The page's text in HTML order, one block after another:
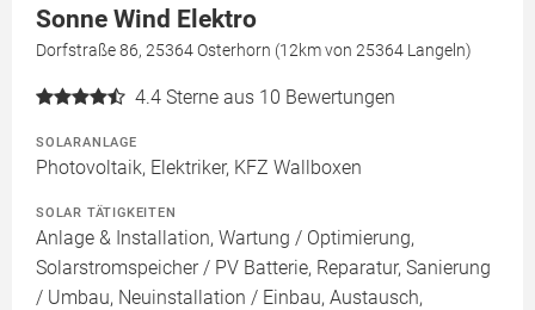
Sonne Wind Elektro
Dorfstraße 86, 25364 Osterhorn (12km von 25364 Langeln)
4.4 Sterne aus 10 Bewertungen
SOLARANLAGE
Photovoltaik, Elektriker, KFZ Wallboxen
SOLAR TÄTIGKEITEN
Anlage & Installation, Wartung / Optimierung,
Solarstromspeicher / PV Batterie, Reparatur, Sanierung
/ Umbau, Neuinstallation / Einbau, Austausch,